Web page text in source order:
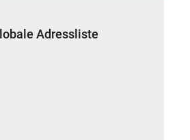
Adressliste